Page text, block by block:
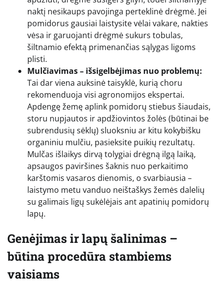
naktį nesikaups pavojinga perteklinė drėgmė. Jei
pomidorus gausiai laistysite vėlai vakare, nakties
vėsa ir garuojanti drėgmė sukurs tobulas,
šiltnamio efektą primenančias sąlygas ligoms
plisti.
Mulčiavimas – išsigelbėjimas nuo problemų:
Tai dar viena auksinė taisyklė, kurią choru
rekomenduoja visi agronomijos ekspertai.
Apdengę žemę aplink pomidorų stiebus šiaudais,
storu nupjautos ir apdžiovintos žolės (būtinai be
subrendusių sėklų) sluoksniu ar kitu kokybišku
organiniu mulčiu, pasieksite puikių rezultatų.
Mulčas išlaikys dirvą tolygiai drėgną ilgą laiką,
apsaugos paviršines šaknis nuo perkaitimo
karštomis vasaros dienomis, o svarbiausia –
laistymo metu vanduo neištaškys žemės dalelių
su galimais ligų sukėlėjais ant apatinių pomidorų
lapų.
Genėjimas ir lapų šalinimas –
būtina procedūra stambiems
vaisiams